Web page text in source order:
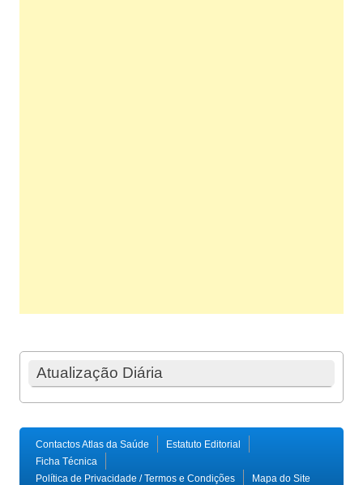
Atualização Diária
Contactos Atlas da Saúde
Estatuto Editorial
Ficha Técnica
Política de Privacidade / Termos e Condições
Mapa do Site